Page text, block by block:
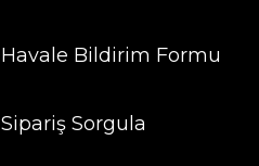
Havale Bildirim Formu
Sipariş Sorgula